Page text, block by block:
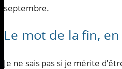
septembre.
Le mot de la fin,
Je ne sais pas si je mérite